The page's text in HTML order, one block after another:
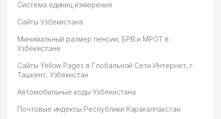
Система единиц измерения
Сайты Узбекистана
Минимальный размер пенсии, БРВ и МРОТ в
Узбекистане
Сайты Yellow Pages в Глобальной Сети Интернет, г.
Ташкент, Узбекистан
Автомобильные коды Узбекистана
Почтовые индексы Республики Каракалпакстан